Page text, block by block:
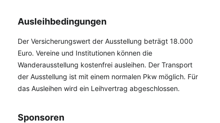
Ausleihbedingungen
Der Versicherungswert der Ausstellung beträgt 18.000
Euro. Vereine und Institutionen können die
Wanderausstellung kostenfrei ausleihen. Der Transport
der Ausstellung ist mit einem normalen Pkw möglich. Für
das Ausleihen wird ein Leihvertrag abgeschlossen.
Sponsoren